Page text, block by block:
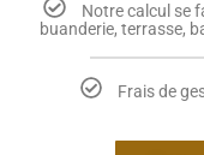
Notre calcul se
buanderie, terrasse,
Frais de